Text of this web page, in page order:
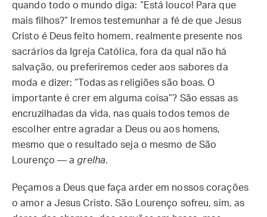
quando todo o mundo diga: “Está louco! Para que
mais filhos?” Iremos testemunhar a fé de que Jesus
Cristo é Deus feito homem, realmente presente nos
sacrários da Igreja Católica, fora da qual não há
salvação, ou preferiremos ceder aos sabores da
moda e dizer: “Todas as religiões são boas. O
importante é crer em alguma coisa”? São essas as
encruzilhadas da vida, nas quais todos temos de
escolher entre agradar a Deus ou aos homens,
mesmo que o resultado seja o mesmo de São
Lourenço — a grelha.
Peçamos a Deus que faça arder em nossos corações
o amor a Jesus Cristo. São Lourenço sofreu, sim, as